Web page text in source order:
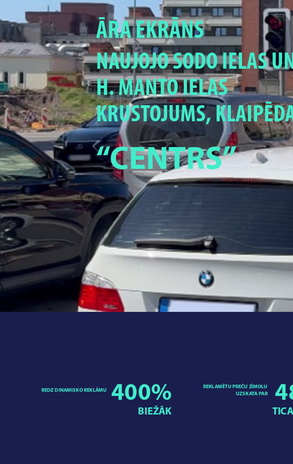
ĀRA EKRĀNS
NAUJOJO SODO IELAS
H. MANTO IELAS
KRUSTOJUMS,
“CENTRS”
REDZ DINAMISKO REKLĀMU 400%
BIEŽĀK
REKLAMĒTU PREČU ZĪMOLU
UZSKATA PAR